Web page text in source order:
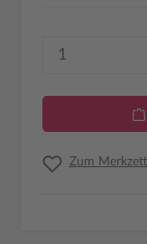
Produkt
Zum